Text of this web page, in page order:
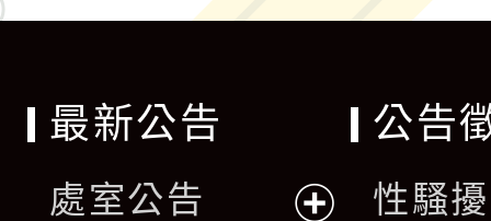
最新公告
處室公告
公告
性騷